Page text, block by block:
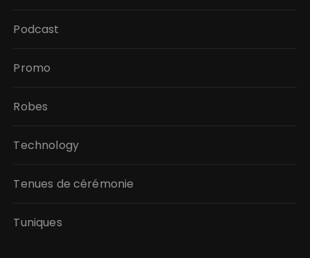
Podcast
Promo
Robes
Technology
Tenues de cérémonie
Tuniques